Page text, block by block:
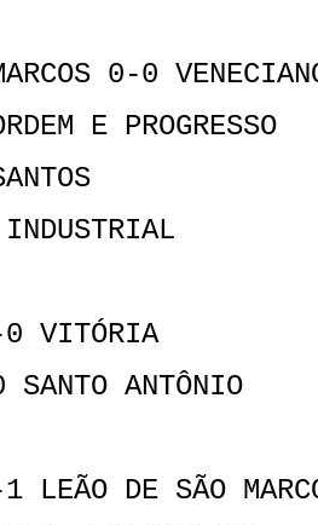
0-0
E PROGRESSO
VITÓRIA
ANTÔNIO
LEÃO DE SÃO